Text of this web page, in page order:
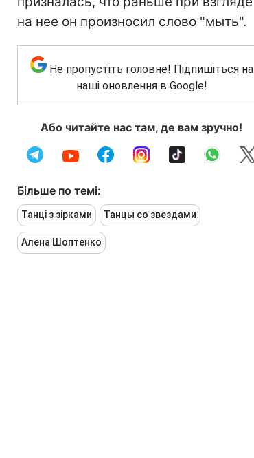
на нее он произносил слово "мыть".
Не пропустіть головне! Підпишіться на
наші оновлення в Google!
Або читайте нас там, де вам зручно!
Більше по темі:
Танці з зірками Танцы со звездами
Алена Шоптенко